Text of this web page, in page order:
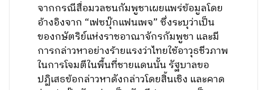
จากกรณีสื่อมวลชนกัมพูชาเผยแพร่ข้อมูลโดย
อ้างอิงจาก “เฟซบุ๊กแฟนเพจ” ซึ่งระบุว่าเป็น
ของกษัตริย์แห่งราชอาณาจักรกัมพูชา และมี
การกล่าวหาอย่างร้ายแรงว่าไทยใช้อาวุธชีวภาพ
ในการโจมตีในพื้นที่ชายแดนนั้น รัฐบาลขอ
ปฏิเสธข้อกล่าวหาดังกล่าวโดยสิ้นเชิง และคาด